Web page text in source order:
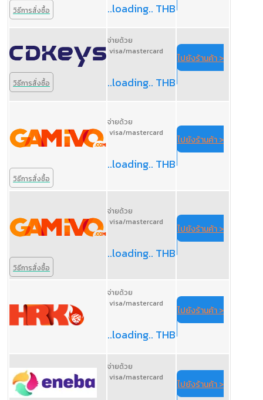
วิธีการสั่งซื้อ ..loading.. THB
วิธีการสั่งซื้อ
จ่ายด้วย
visa/mastercard
..loading.. THB
ไปยังร้านค้า >
วิธีการสั่งซื้อ
จ่ายด้วย
visa/mastercard
..loading.. THB
ไปยังร้านค้า >
วิธีการสั่งซื้อ
จ่ายด้วย
visa/mastercard
..loading.. THB
ไปยังร้านค้า >
จ่ายด้วย
visa/mastercard
..loading.. THB
ไปยังร้านค้า >
จ่ายด้วย
visa/mastercard
ไปยังร้านค้า >